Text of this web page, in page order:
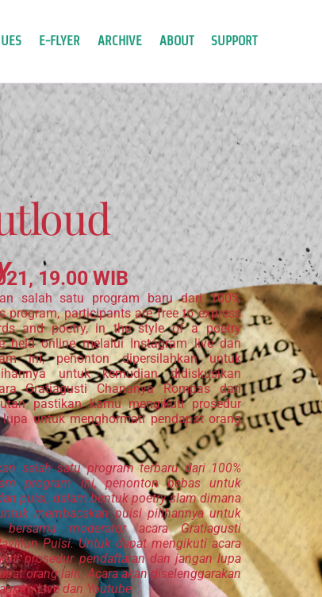
E-FLYER ARCHIVE ABOUT SUPPORT
19.00 WIB
salah satu program baru dari 100%
program, participants are free to express
and poetry, in the style of a poetry
held online melalui Instagram live dan
ini, penonton dipersilahkan untuk
untuk kemudian didiskusikan
Gratiagusti Chananya Rompas dari
pastikan kamu mengikuti prosedur
untuk menghormati pendapat orang
salah satu program terbaru dari 100%
program ini, penonton bebas untuk
puisi, dalam bentuk poetry slam dimana
membacakan puisi pilihannya untuk
moderator acara Gratiagusti
Puisi. Untuk dapat mengikuti acara
prosedur pendaftaran dan jangan lupa
orang lain. Acara akan diselenggarakan
Live dan Youtube